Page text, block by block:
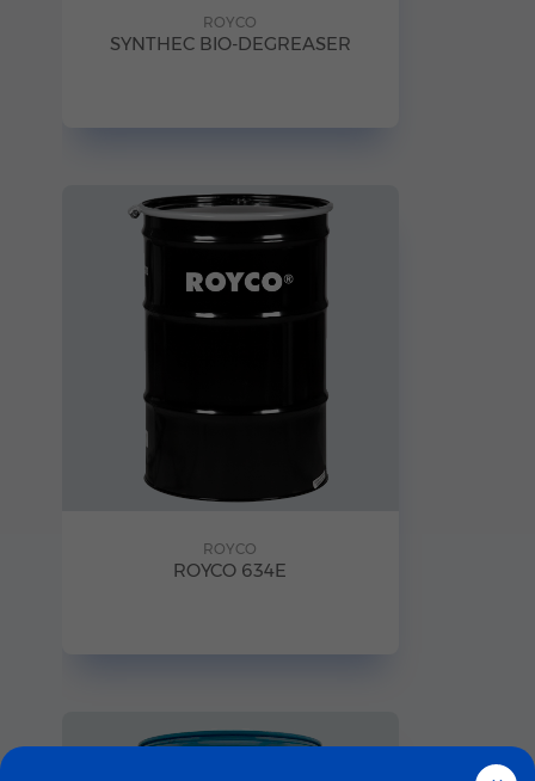
ROYCO
SYNTHEC BIO-DEGREASER
ROYCO
ROYCO 634E